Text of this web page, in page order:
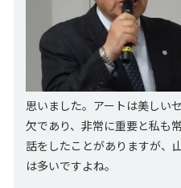
思いました。アートは美しい
欠であり、非常に重要と私も
話をしたことがありますが、
は多いですよね。